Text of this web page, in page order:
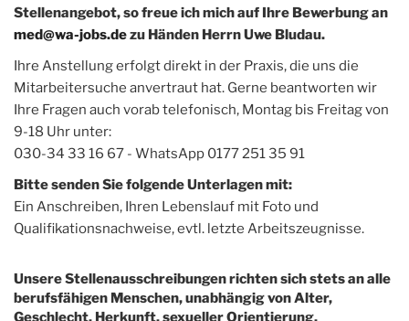
Stellenangebot, so freue ich mich auf Ihre Bewerbung an
med@wa-jobs.dezu Händen Herrn Uwe Bludau.
Ihre Anstellung erfolgt direkt in der Praxis, die uns die
Mitarbeitersuche anvertraut hat. Gerne beantworten wir
Ihre Fragen auch vorab telefonisch, Montag bis Freitag von
9-18 Uhr unter:
030-34 33 16 67 - WhatsApp 0177 251 35 91
Bitte senden Sie folgende Unterlagen mit:
Ein Anschreiben, Ihren Lebenslauf mit Foto und
Qualifikationsnachweise, evtl. letzte Arbeitszeugnisse.
Unsere Stellenausschreibungen richten sich stets an alle
berufsfähigen Menschen, unabhängig von Alter,
Geschlecht, Herkunft, sexueller Orientierung,